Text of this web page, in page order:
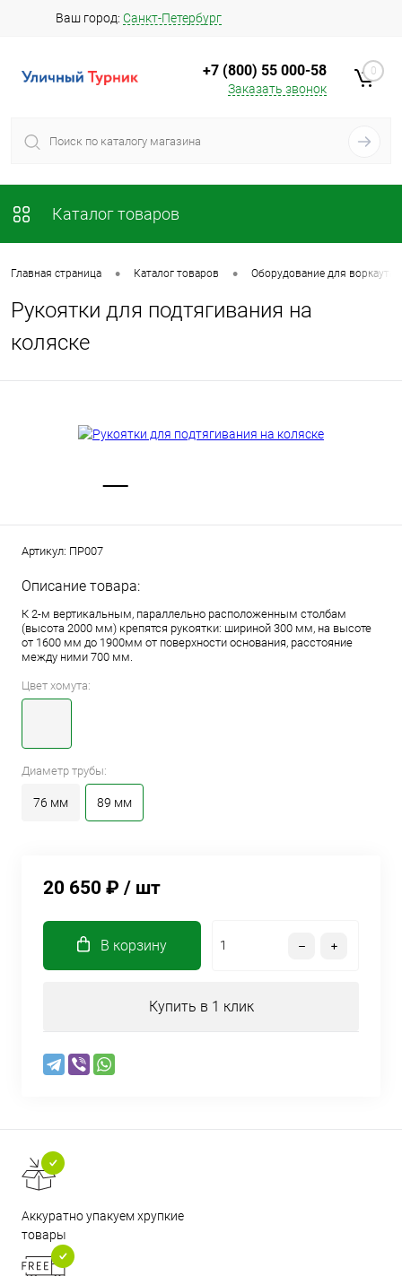
Ваш город: Санкт-Петербург
+7 (800) 55 000-58
Заказать звонок
0
Каталог товаров
Главная страница • Каталог товаров • Оборудование для воркаута
Рукоятки для подтягивания на
коляске
Артикул: ПР007
Описание товара:
К 2-м вертикальным, параллельно расположенным столбам
(высота 2000 мм) крепятся рукоятки: шириной 300 мм, на высоте
от 1600 мм до 1900мм от поверхности основания, расстояние
между ними 700 мм.
Цвет хомута:
Диаметр трубы:
76 мм 89 мм
20 650 ₽ / шт
В корзину
Купить в 1 клик
Аккуратно упакуем хрупкие
товары